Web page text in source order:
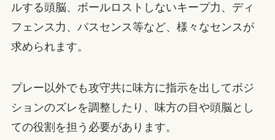
ルする頭脳、ボールロストしないキープ力、ディ
フェンス力、パスセンス等など、様々なセンスが
求められます。
プレー以外でも攻守共に味方に指示を出してポジ
ションのズレを調整したり、味方の目や頭脳とし
ての役割を担う必要があります。